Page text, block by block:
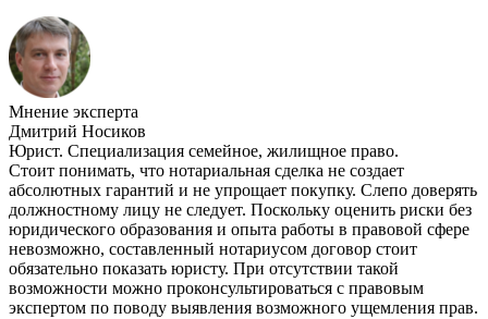
Мнение эксперта
Дмитрий Носиков
Юрист. Специализация семейное, жилищное право.
Стоит понимать, что нотариальная сделка не создает
абсолютных гарантий и не упрощает покупку. Слепо доверять
должностному лицу не следует. Поскольку оценить риски без
юридического образования и опыта работы в правовой сфере
невозможно, составленный нотариусом договор стоит
обязательно показать юристу. При отсутствии такой
возможности можно проконсультироваться с правовым
экспертом по поводу выявления возможного ущемления прав.